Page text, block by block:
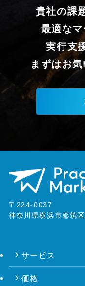
貴社の課
最適な
実行支
まずはお
〒224-0037
神奈川県横浜市都筑
サービス
価格